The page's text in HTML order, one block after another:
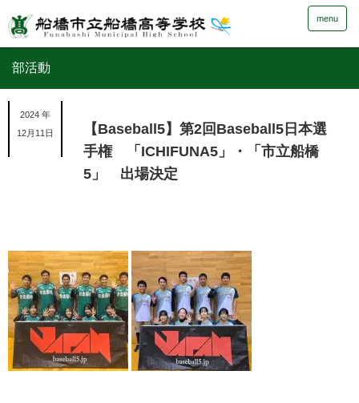
menu
部活動
2024 年
12月11日
【Baseball5】第2回Baseball5日本選
手権 「ICHIFUNA5」・「市立船橋
5」 出場決定